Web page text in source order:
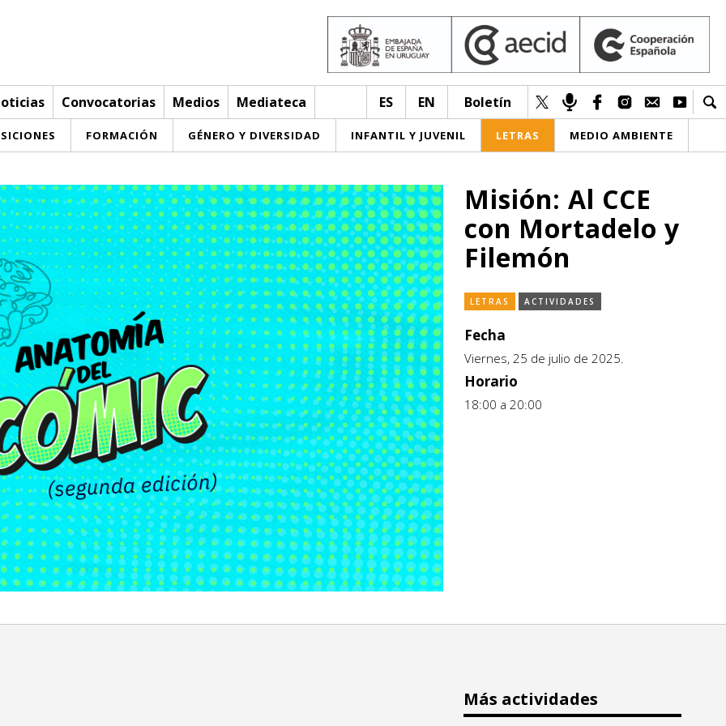
Convocatorias Medios Mediateca ES EN Boletín
FORMACIÓN GÉNERO Y DIVERSIDAD INFANTIL Y JUVENIL LETRAS MEDIO AMBIENTE
Misión: Al CCE
con Mortadelo y
Filemón
LETRAS ACTIVIDADES
Fecha
Viernes, 25 de julio de 2025.
Horario
18:00 a 20:00
Más actividades